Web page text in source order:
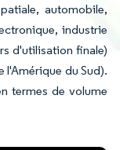
automobile,
industrie
d'utilisation finale)
l'Amérique du Sud).
termes de volume